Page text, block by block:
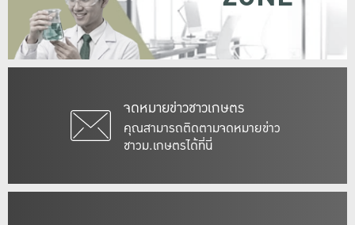
จดหมายข่าวชาวเกษตร
คุณสามารถติดตามจดหมายข่าว
ชาวม.เกษตรได้ที่นี่